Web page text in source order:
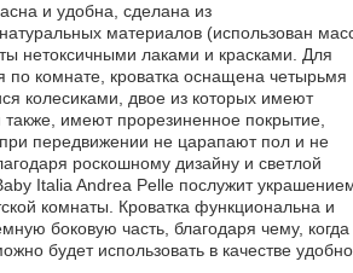
и удобна, сделана из
материалов (использован
нетоксичными лаками и красками. Для
по комнате, кроватка оснащена четырьмя
колесиками, двое из которых имеют
имеют прорезиненное покрытие,
передвижении не царапают пол и не
роскошному дизайну и светлой
Italia Andrea Pelle послужит
комнаты. Кроватка функциональна и
боковую часть, благодаря чему, когда
будет использовать в качестве